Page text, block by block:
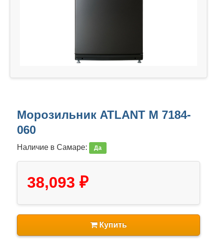
Морозильник ATLANT М 7184-
060
Наличие в Самаре: Да
38,093 ₽
Купить